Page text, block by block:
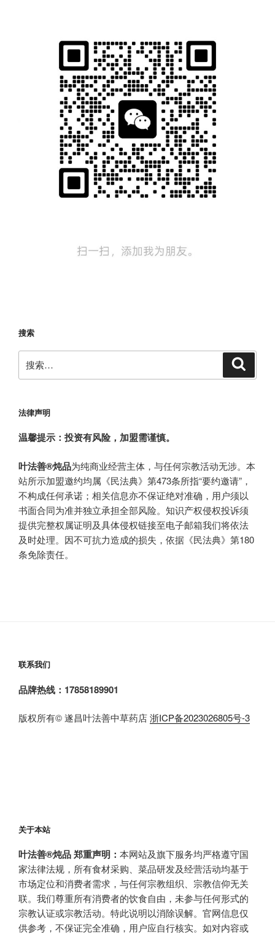
搜索
索：
法律声明
温馨提示：投资有风险，加盟需谨慎。
叶法善®炖品为纯商业经营主体，与任何宗教活动无涉。本
站所示加盟邀约均属《民法典》第473条所指“要约邀请”，
不构成任何承诺；相关信息亦不保证绝对准确，用户须以
书面合同为准并独立承担全部风险。知识产权侵权投诉须
提供完整权属证明及具体侵权链接至电子邮箱我们将依法
及时处理。因不可抗力造成的损失，依据《民法典》第180
条免除责任。
联系我们
品牌热线：17858189901
版权所有© 遂昌叶法善中草药店浙ICP备2023026805号-3
关于本站
叶法善®炖品 郑重声明： 本网站及旗下服务均严格遵守国
家法律法规，所有食材采购、菜品研发及经营活动均基于
市场定位和消费者需求，与任何宗教组织、宗教信仰无关
联。我们尊重所有消费者的饮食自由，未参与任何形式的
宗教认证或宗教活动。特此说明以消除误解。官网信息仅
供参考，不保证完全准确，用户应自行核实。如对内容或